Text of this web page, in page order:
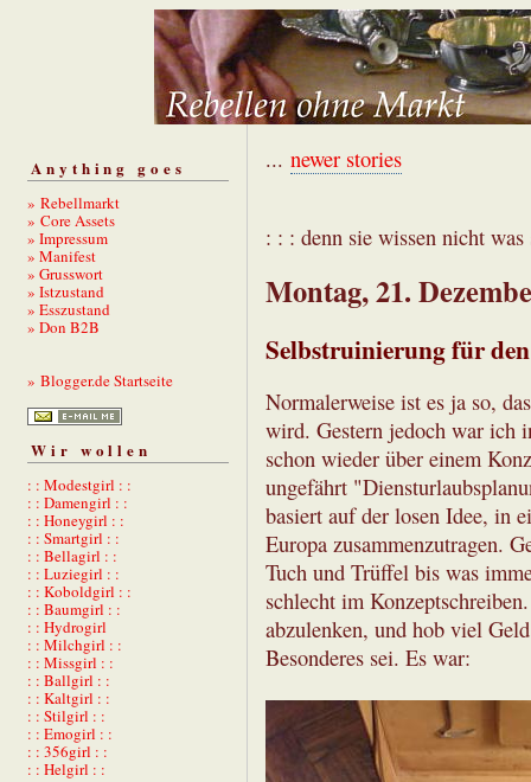
Anything goes
» Rebellmarkt
» Core Assets
» Impressum
» Manifest
» Grusswort
» Istzustand
» Esszustand
» Don B2B
» Blogger.de Startseite
Wir wollen
: : Modestgirl : :
: : Damengirl : :
: : Honeygirl : :
: : Smartgirl : :
: : Bellagirl : :
: : Luziegirl : :
: : Koboldgirl : :
: : Baumgirl : :
: : Hydrogirl
: : Milchgirl : :
: : Missgirl : :
: : Ballgirl : :
: : Kaltgirl : :
: : Stilgirl : :
: : Emogirl : :
: : 356girl : :
: : Helgirl : :
... newer stories
: : : denn sie wissen nicht
Montag, 21.
Selbstruinierung für
Normalerweise ist es ja so,
wird. Gestern jedoch war ich
schon wieder über einem
ungefährt
basiert auf der losen Idee, in
Europa zusammenzutragen.
Tuch und Trüffel bis was
schlecht im
abzulenken, und hob viel
Besonderes sei. Es war: